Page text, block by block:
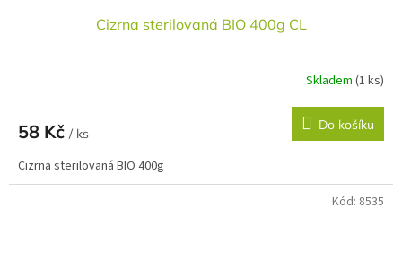
Cizrna sterilovaná BIO 400g CL
Skladem (1 ks)
58 Kč / ks
Do košíku
Cizrna sterilovaná BIO 400g
Kód: 8535